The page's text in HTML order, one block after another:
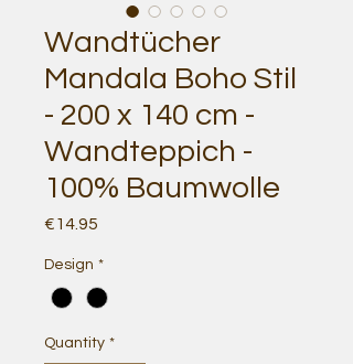
Wandtücher
Mandala Boho Stil
- 200 x 140 cm -
Wandteppich -
100% Baumwolle
€14.95
Design *
Quantity *